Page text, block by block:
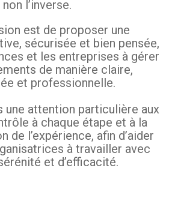
non l’inverse.
est de proposer une
sécurisée et bien pensée,
et les entreprises à gérer
de manière claire,
et professionnelle.
une attention particulière aux
à chaque étape et à la
de l’expérience, afin d’aider
à travailler avec
et d’efficacité.